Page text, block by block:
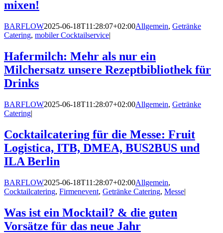
mixen!
BARFLOW2025-06-18T11:28:07+02:00Allgemein, Getränke
Catering, mobiler Cocktailservice|
Hafermilch: Mehr als nur ein
Milchersatz unsere Rezeptbibliothek für
Drinks
BARFLOW2025-06-18T11:28:07+02:00Allgemein, Getränke
Catering|
Cocktailcatering für die Messe: Fruit
Logistica, ITB, DMEA, BUS2BUS und
ILA Berlin
BARFLOW2025-06-18T11:28:07+02:00Allgemein,
Cocktailcatering, Firmenevent, Getränke Catering, Messe|
Was ist ein Mocktail? & die guten
Vorsätze für das neue Jahr